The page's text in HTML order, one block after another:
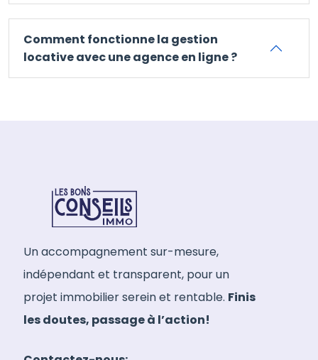
Comment fonctionne la gestion
locative avec une agence en ligne ?
Un accompagnement sur-mesure,
indépendant et transparent, pour un
projet immobilier serein et rentable. Finis
les doutes, passage à l’action!